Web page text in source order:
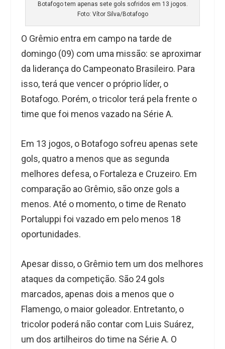
Botafogo tem apenas sete gols sofridos em 13 jogos.
Foto: Vítor Silva/Botafogo
O Grêmio entra em campo na tarde de
domingo (09) com uma missão: se aproximar
da liderança do Campeonato Brasileiro. Para
isso, terá que vencer o próprio líder, o
Botafogo. Porém, o tricolor terá pela frente o
time que foi menos vazado na Série A.
Em 13 jogos, o Botafogo sofreu apenas sete
gols, quatro a menos que as segunda
melhores defesa, o Fortaleza e Cruzeiro. Em
comparação ao Grêmio, são onze gols a
menos. Até o momento, o time de Renato
Portaluppi foi vazado em pelo menos 18
oportunidades.
Apesar disso, o Grêmio tem um dos melhores
ataques da competição. São 24 gols
marcados, apenas dois a menos que o
Flamengo, o maior goleador. Entretanto, o
tricolor poderá não contar com Luis Suárez,
um dos artilheiros do time na Série A. O